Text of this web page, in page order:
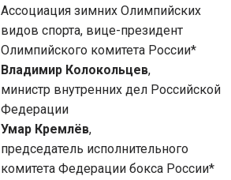
Ассоциация зимних Олимпийских
видов спорта, вице-президент
Олимпийского комитета России*
Владимир Колокольцев,
министр внутренних дел Российской
Федерации
Умар Кремлёв,
председатель исполнительного
комитета Федерации бокса России*